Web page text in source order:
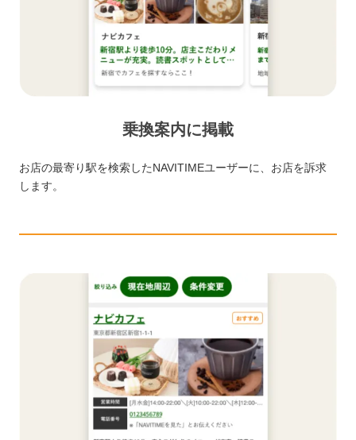
乗換案内に掲載
お店の最寄り駅を検索したNAVITIMEユーザーに、お店を訴求
します。